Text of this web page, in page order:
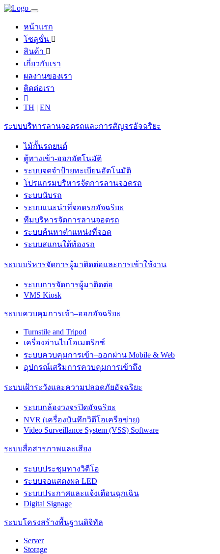
หน้าแรก
โซลูชั่น
สินค้า
เกี่ยวกับเรา
ผลงานของเรา
ติดต่อเรา
TH | EN
ระบบบริหารลานจอดรถและการสัญจรอัจฉริยะ
ไม้กั้นรถยนต์
ตู้ทางเข้า-ออกอัตโนมัติ
ระบบจดจำป้ายทะเบียนอัตโนมัติ
โปรแกรมบริหารจัดการลานจอดรถ
ระบบนับรถ
ระบบแนะนำที่จอดรถอัจฉริยะ
ทีมบริหารจัดการลานจอดรถ
ระบบค้นหาตำแหน่งที่จอด
ระบบสแกนใต้ท้องรถ
ระบบบริหารจัดการผู้มาติดต่อและการเข้าใช้งาน
ระบบการจัดการผู้มาติดต่อ
VMS Kiosk
ระบบควบคุมการเข้า–ออกอัจฉริยะ
Turnstile and Tripod
เครื่องอ่านไบโอเมตริกซ์
ระบบควบคุมการเข้า–ออกผ่าน Mobile & Web
อุปกรณ์เสริมการควบคุมการเข้าถึง
ระบบเฝ้าระวังและความปลอดภัยอัจฉริยะ
ระบบกล้องวงจรปิดอัจฉริยะ
NVR (เครื่องบันทึกวิดีโอเครือข่าย)
Video Surveillance System (VSS) Software
ระบบสื่อสารภาพและเสียง
ระบบประชุมทางวิดีโอ
ระบบจอแสดงผล LED
ระบบประกาศและแจ้งเตือนฉุกเฉิน
Digital Signage
ระบบโครงสร้างพื้นฐานดิจิทัล
Server
Storage